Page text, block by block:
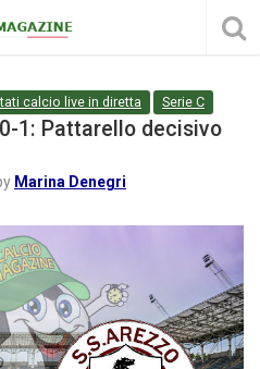
calcio live in diretta Serie C
1: Pattarello decisivo
Marina Denegri